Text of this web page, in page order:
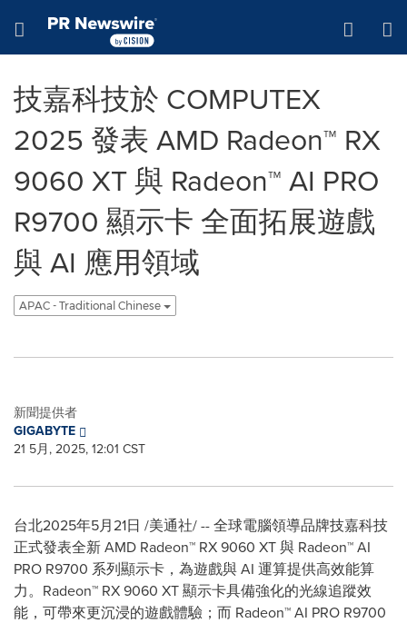
Hamburger menu
技嘉科技於 COMPUTEX
2025 發表 AMD Radeon™ RX
9060 XT 與 Radeon™ AI PRO
R9700 顯示卡 全面拓展遊戲
與 AI 應用領域
APAC - Traditional Chinese
新聞提供者
GIGABYTE
21 5月, 2025, 12:01 CST
台北2025年5月21日 /美通社/ -- 全球電腦領導品牌技嘉科技
正式發表全新 AMD Radeon™ RX 9060 XT 與 Radeon™AI
PRO R9700 系列顯示卡，為遊戲與 AI 運算提供高效能算
力。Radeon™ RX 9060 XT 顯示卡具備強化的光線追蹤效
能，可帶來更沉浸的遊戲體驗；而 Radeon™AI PRO R9700